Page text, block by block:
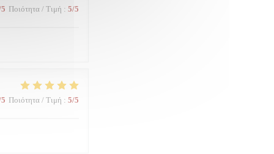
Ποιότητα / Τιμή : 5/5
Ποιότητα / Τιμή : 5/5